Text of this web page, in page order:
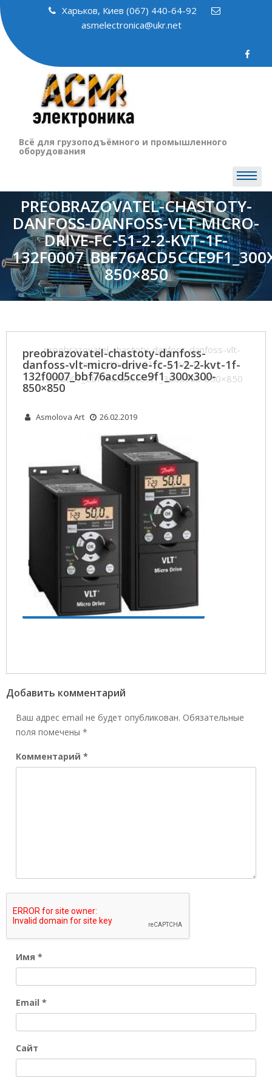
Skip
to
content
Харьков, Киев (067) 440-64-92
asmelectronica@ukr.net
Всё для грузоподъёмного и промышленного
оборудования
PREOBRAZOVATEL-CHASTOTY-
DANFOSS-DANFOSS-VLT-MICRO-
DRIVE-FC-51-2-2-KVT-1F-
850×850
Модернизация промышленных линий
preobrazovatel-chastoty-danfoss-danfoss-vlt-
micro-drive-fc-51-2-2-kvt-1f-
132f0007_bbf76acd5cce9f1_300x300-850×850
preobrazovatel-chastoty-danfoss-
danfoss-vlt-micro-drive-fc-51-2-2-kvt-1f-
132f0007_bbf76acd5cce9f1_300x300-
850×850
Asmolova Art 26.02.2019
Добавить комментарий
Ваш адрес email не будет опубликован. Обязательные
поля помечены *
Комментарий *
Имя *
Email *
Сайт